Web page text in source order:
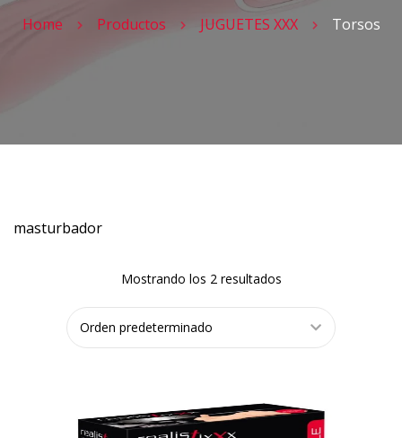
Home Productos JUGUETES XXX Torsos
masturbador
Mostrando los 2 resultados